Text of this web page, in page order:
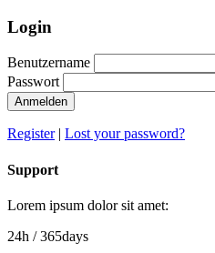
Login
Benutzername
Passwort
Anmelden
Register| Lost your password?
Support
Lorem ipsum dolor sit amet:
24h / 365days